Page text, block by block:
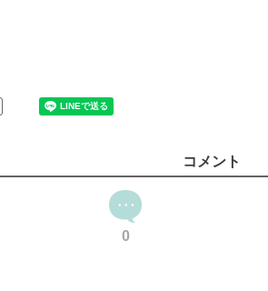
コメント
0